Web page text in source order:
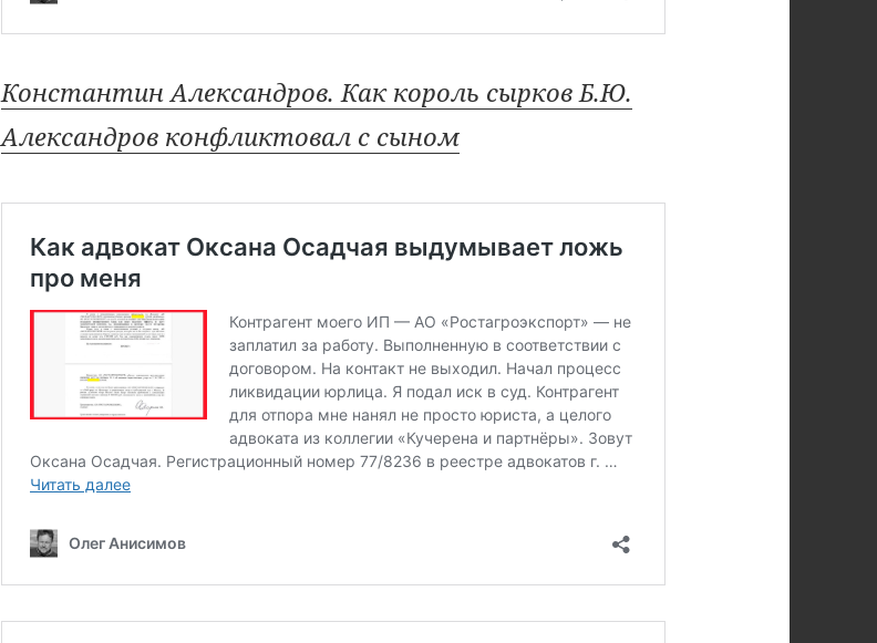
Константин Александров. Как король сырков Б.Ю.
Александров конфликтовал с сыном